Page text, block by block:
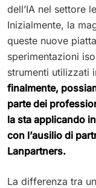
dell’IA nel settore
Inizialmente, la
queste nuove
sperimentazioni
strumenti utilizzati
finalmente,
parte dei
la sta applicando
con l’ausilio di
Lanpartners.
La differenza tra